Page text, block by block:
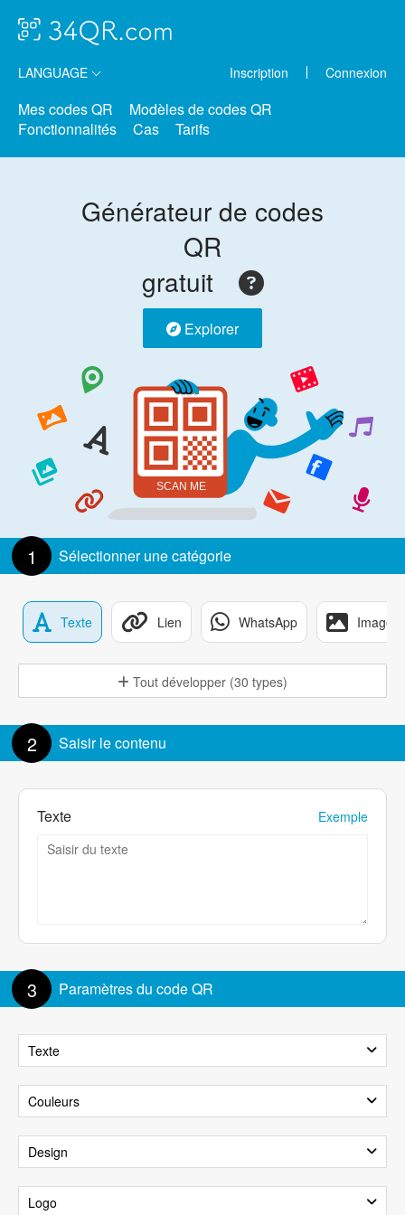
LANGUAGE Inscription Connexion
Mes codes QR
Modèles de codes QR
Fonctionnalités
Cas Tarifs
Générateur de codes
QR
gratuit
Explorer
1 Sélectionner une catégorie
Texte Lien WhatsApp Image
Tout développer (30 types)
2 Saisir le contenu
Texte Exemple
3 Paramètres du code QR
Texte
Afficher le texte
Taille du texte:100%
Couleurs
Design
Logo